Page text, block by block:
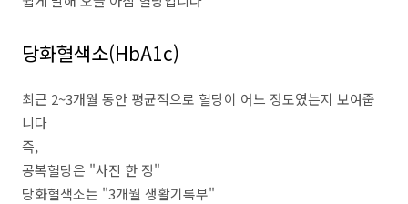
당화혈색소(HbA1c)
최근 2~3개월 동안 평균적으로 혈당이 어느 정도였는지 보여줍
니다
즉,
공복혈당은 "사진 한 장"
당화혈색소는 "3개월 생활기록부"